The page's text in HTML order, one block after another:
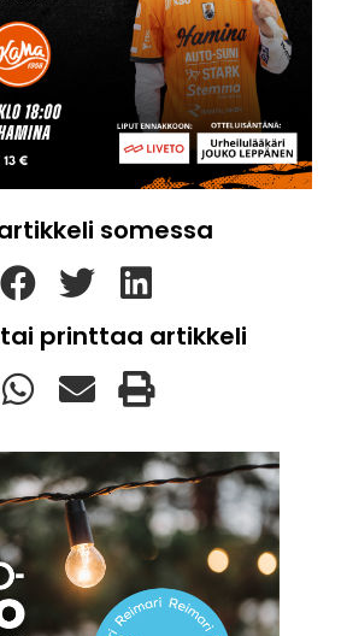
somessa
printtaa artikkeli